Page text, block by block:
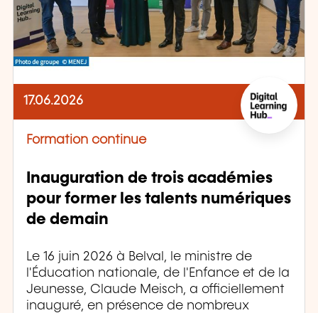
17.06.2026
Formation continue
Inauguration de trois académies
pour former les talents numériques
de demain
Le 16 juin 2026 à Belval, le ministre de
l'Éducation nationale, de l'Enfance et de la
Jeunesse, Claude Meisch, a officiellement
inauguré, en présence de nombreux